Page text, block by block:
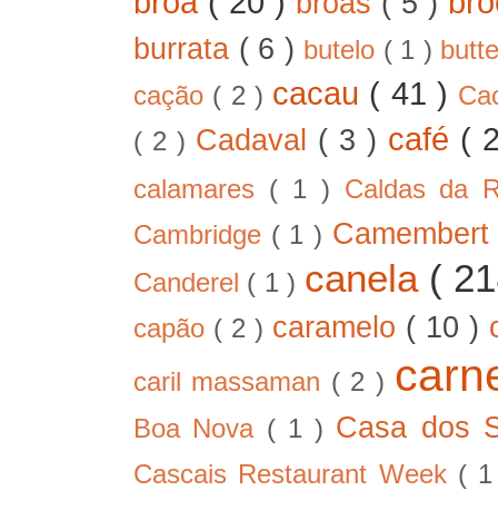
burrata ( 6 ) butelo ( 1 )
cação ( 2 ) cacau ( 41 )
( 2 ) Cadaval ( 3 ) café (
calamares ( 1 ) Caldas da
Cambridge ( 1 )
Canderel ( 1 ) canela (
capão ( 2 ) caramelo ( 10 )
caril massaman ( 2 )
Boa Nova ( 1 ) Casa dos
Cascais Restaurant Week (